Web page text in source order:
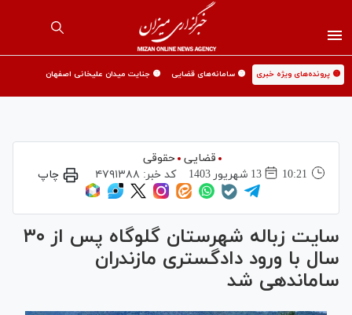
🟡 پرونده‌های ویژه خبری 🟡 سامانه‌های قضایی 🟡 جنایت میدان علیخانی اصفهان
قضایی حقوقی
10:21
13 شهريور 1403 کد خبر: ۴۷۹۱۳۸۸ چاپ
سایت زباله شهرستان گلوگاه پس از ۳۰
سال با ورود دادگستری مازندران
ساماندهی شد